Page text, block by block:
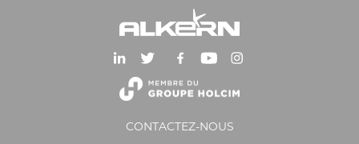
CONTACTEZ-NOUS